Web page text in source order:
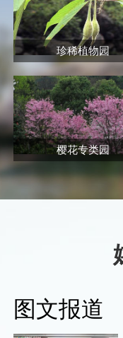
珍稀植物园
樱花专类园
图文报道